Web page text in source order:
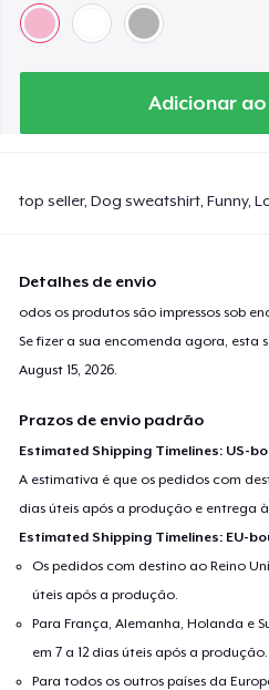
Adicionar
top seller, Dog sweatshirt, Funny,
Detalhes de envio
odos os produtos são impressos sob
Se fizer a sua encomenda agora, esta
August 15, 2026.
Prazos de envio padrão
Estimated Shipping Timelines: US-
A estimativa é que os pedidos com
dias úteis após a produção e entrega
Estimated Shipping Timelines: EU-
Os pedidos com destino ao Reino
úteis após a produção.
Para França, Alemanha, Holanda e
em 7 a 12 dias úteis após a produção.
Para todos os outros países da